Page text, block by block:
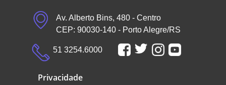
Av. Alberto Bins, 480 - Centro
CEP: 90030-140 - Porto Alegre/RS
51 3254.6000
Privacidade